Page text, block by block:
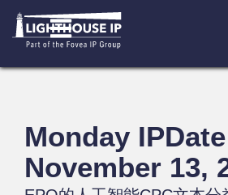
content
Monday IPDate
November 13,